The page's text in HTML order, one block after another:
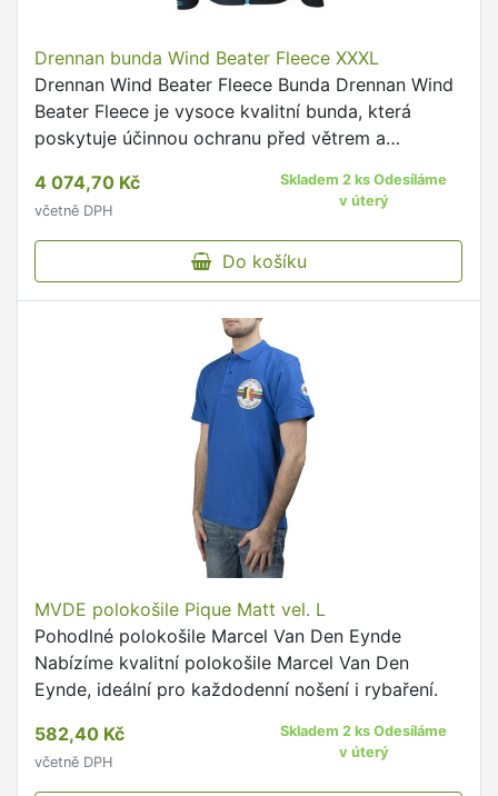
Drennan bunda Wind Beater Fleece XXXL
Drennan Wind Beater Fleece Bunda Drennan Wind
Beater Fleece je vysoce kvalitní bunda, která
poskytuje účinnou ochranu před větrem a
4 074,70 Kč
včetně DPH
Skladem 2 ks Odesíláme
v úterý
Do košíku
MVDE polokošile Pique Matt vel. L
Pohodlné polokošile Marcel Van Den Eynde
Nabízíme kvalitní polokošile Marcel Van Den
Eynde, ideální pro každodenní nošení i rybaření.
582,40 Kč
včetně DPH
Skladem 2 ks Odesíláme
v úterý